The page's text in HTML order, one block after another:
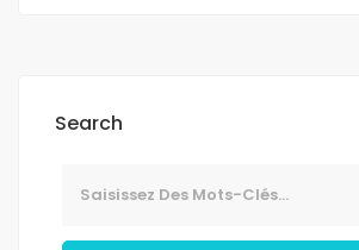
Search